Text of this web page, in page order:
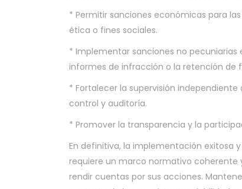
* Permitir sanciones económicas para
ética o fines sociales.
* Implementar sanciones no
informes de infracción o la retención de
* Fortalecer la supervisión independiente
control y auditoría.
* Promover la transparencia y la
En definitiva, la implementación exitosa
requiere un marco normativo coherente
rendir cuentas por sus acciones.